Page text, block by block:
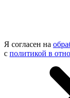
Я согласен на
с политикой в